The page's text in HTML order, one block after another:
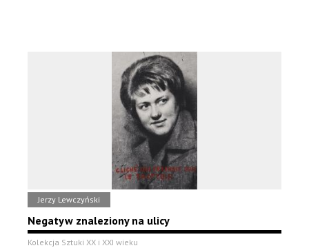
Jerzy Lewczyński
Negatyw znaleziony na ulicy
Kolekcja Sztuki XX i XXI wieku